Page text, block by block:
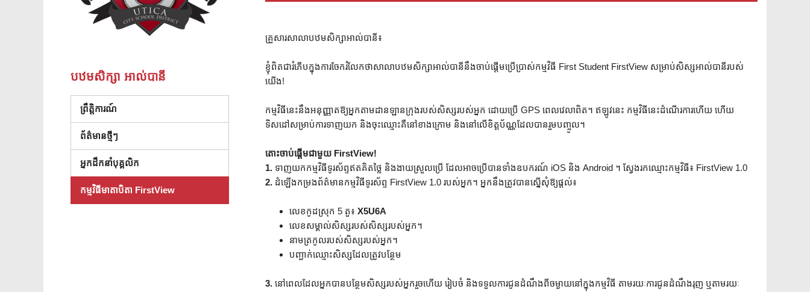
គ្រួសារសាលាបឋមសិក្សាអាល់បានី៖
ខ្ញុំពិតជារំភើបក្នុងការចែករំលែកថាសាលាបឋមសិក្សាអាល់បានីនឹងចាប់ផ្តើមប្រើប្រាស់កម្មវិធី First Student FirstView សម្រាប់សិស្សអាល់បានីរបស់
យើង!
កម្មវិធីនេះនឹងអនុញ្ញាតឱ្យអ្នកតាមដានឡានក្រុងរបស់សិស្សរបស់អ្នក ដោយប្រើ GPS ពេលវេលាពិត។ ឥឡូវនេះ កម្មវិធីនេះដំណើរការហើយ ហើយ
ទិសដៅសម្រាប់ការទាញយក និងចុះឈ្មោះគឺនៅខាងក្រោម និងនៅលើខិត្តប័ណ្ណដែលបានរួមបញ្ចូល។
តោះចាប់ផ្តើមជាមួយ FirstView!
1.ទាញយកកម្មវិធីទូរស័ព្ទឥតគិតថ្លៃ និងងាយស្រួលប្រើ ដែលអាចប្រើបានទាំងឧបករណ៍ iOS និង Android ។ ស្វែងរកឈ្មោះកម្មវិធី៖ FirstView 1.0
2.ដំឡើងកម្រងព័ត៌មានកម្មវិធីទូរស័ព្ទ FirstView 1.0 របស់អ្នក។ អ្នកនឹងត្រូវបានស្នើសុំឱ្យផ្តល់៖
លេខ​កូដ​ស្រុក​ 5 តួ៖ X5U6A
លេខសម្គាល់សិស្សរបស់សិស្សរបស់អ្នក។
នាមត្រកូលរបស់សិស្សរបស់អ្នក។
បញ្ជាក់ឈ្មោះសិស្សដែលត្រូវបន្ថែម
3.នៅពេលដែលអ្នកបានបន្ថែមសិស្សរបស់អ្នករួចហើយ រៀបចំ និងទទួលការជូនដំណឹងពីចម្ងាយនៅក្នុងកម្មវិធី តាមរយៈការជូនដំណឹងរុញ ឬតាមរយៈ
បឋមសិក្សា អាល់បានី
ព្រឹត្តិការណ៍
ព័ត៌មានថ្មីៗ
អ្នកដឹកនាំបុគ្គលិក
កម្មវិធីមាតាបិតា FirstView